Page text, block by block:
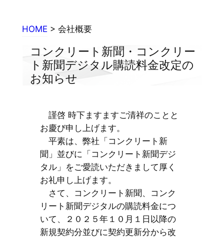
HOME > 会社概要
コンクリート新聞・コンクリー
ト新聞デジタル購読料金改定の
お知らせ
謹啓 時下ますますご清祥のことと
お慶び申し上げます。
平素は、弊社「コンクリート新
聞」並びに「コンクリート新聞デジ
タル」をご愛読いただきまして厚く
お礼申し上げます。
さて、コンクリート新聞、コンク
リート新聞デジタルの購読料金につ
いて、２０２５年１０月１日以降の
新規契約分並びに契約更新分から改